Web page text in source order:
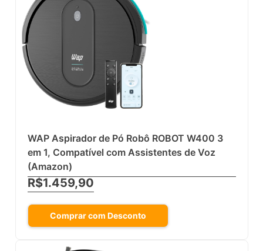
WAP Aspirador de Pó Robô ROBOT W400 3
em 1, Compatível com Assistentes de Voz
(Amazon)
R$1.459,90
Comprar com Desconto